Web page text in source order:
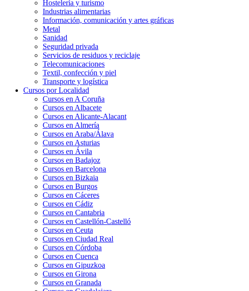
Hostelería y turismo
Industrias alimentarias
Información, comunicación y artes gráficas
Metal
Sanidad
Seguridad privada
Servicios de residuos y reciclaje
Telecomunicaciones
Textil, confección y piel
Transporte y logística
Cursos por Localidad
Cursos en A Coruña
Cursos en Albacete
Cursos en Alicante-Alacant
Cursos en Almería
Cursos en Araba/Álava
Cursos en Asturias
Cursos en Ávila
Cursos en Badajoz
Cursos en Barcelona
Cursos en Bizkaia
Cursos en Burgos
Cursos en Cáceres
Cursos en Cádiz
Cursos en Cantabria
Cursos en Castellón-Castelló
Cursos en Ceuta
Cursos en Ciudad Real
Cursos en Córdoba
Cursos en Cuenca
Cursos en Gipuzkoa
Cursos en Girona
Cursos en Granada